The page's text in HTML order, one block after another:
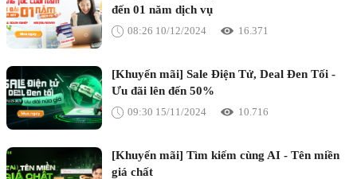
đến 01 năm dịch vụ
08:26 10/12/2024 16.371
[Khuyến mãi] Sale Điện Tử, Deal Đen Tối -
Ưu đãi lên đến 50%
09:30 15/11/2024 10.716
[Khuyến mãi] Tìm kiếm cùng AI - Tên miền
giá chất